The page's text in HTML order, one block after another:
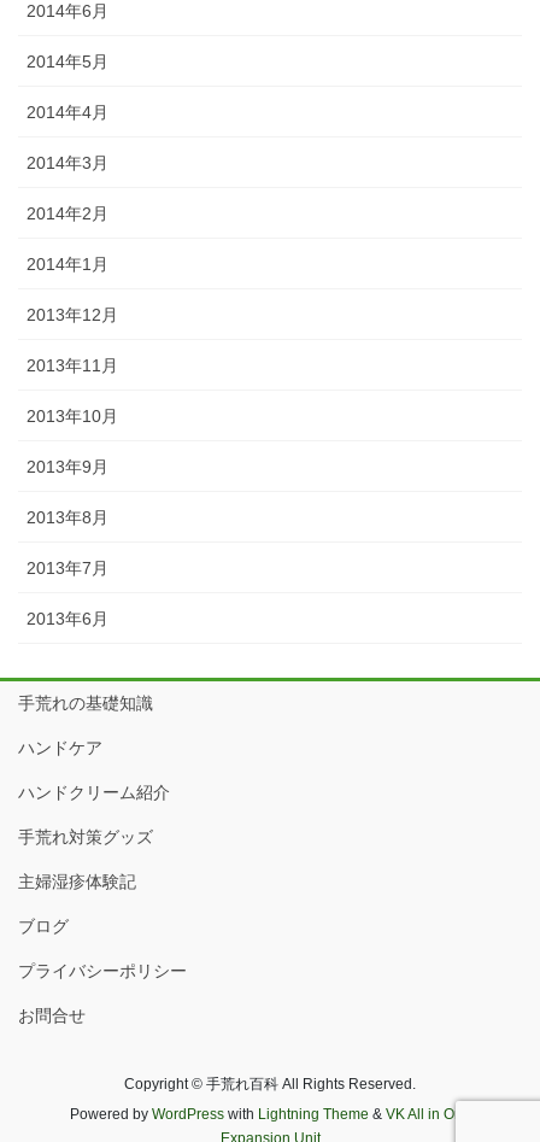
2014年6月
2014年5月
2014年4月
2014年3月
2014年2月
2014年1月
2013年12月
2013年11月
2013年10月
2013年9月
2013年8月
2013年7月
2013年6月
手荒れの基礎知識
ハンドケア
ハンドクリーム紹介
手荒れ対策グッズ
主婦湿疹体験記
ブログ
プライバシーポリシー
お問合せ
Copyright © 手荒れ百科 All Rights Reserved.
Powered by WordPresswith Lightning Theme & VK All in One